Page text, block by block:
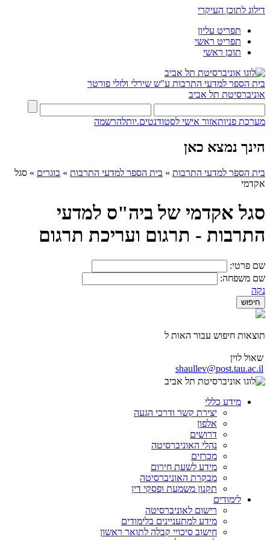
דילוג לתוכן העיקרי
תפריט עליון
תפריט ראשי
תוכן ראשי
בית הספר למדעי התרבות ע"ש שירלי ולזלי פורטר
אוניברסיטת תל אביב
מערכת פניותאזור אישי לסטודנטים.יותלהרשמה
הינך נמצא כאן
בית הספר למדעי התרבות » בית הספר למדעי התרבות » בוגרים » סגל
אקדמי
סגל אקדמי של ביה"ס למדעי
התרבות - תרגום ועריכת תרגום
שם פרטי:
שם משפחה:
נקה
תוצאות חיפוש עבור האות ל
שאול לוין
shaullev@post.tau.ac.il
מידע כללי
יצירת קשר ודרכי הגעה
אלפון
דרושים
נהלי האוניברסיטה
מכרזים
מידע לשעת חירום
מבקרת האוניברסיטה
תקנון משמעת ופסקי דין
לימודים
רישום לאוניברסיטה
מידע למתעניינים בלימודים
חישוב סיכויי קבלה לתואר ראשון